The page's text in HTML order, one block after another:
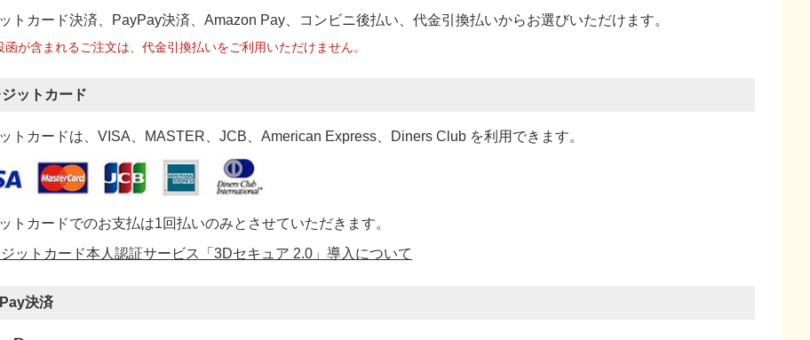
トカード決済、PayPay決済 、Amazon Pay、コンビニ後払い、代金引換払いからお選びいただけます。
が含まれるご注文は、代金引換払いをご利用いただけません。
ットカード
トカードは、VISA、MASTER、JCB、American Express、Diners Club を利用できます。
トカードでのお支払は1回払いのみとさせていただきます。
ットカード本人認証サービス「3Dセキュア 2.0」導入について
決済